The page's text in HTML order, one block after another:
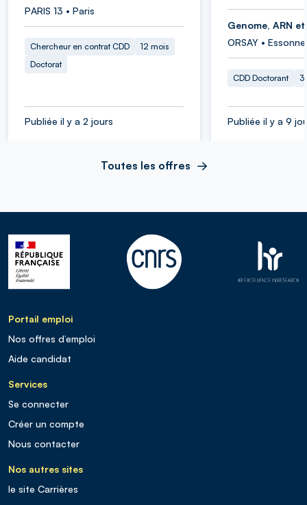
PARIS 13 • Paris
Chercheur en contrat CDD
12 mois
Doctorat
Publiée il y a 2 jours
Genome, ARN
ORSAY • Essonne
CDD Doctorant
Publiée il y a 9
Toutes les offres
Portail emploi
Nos offres d’emploi
Aide candidat
Services
Se connecter
Créer un compte
Nous contacter
Nos autres sites
le site Carrières